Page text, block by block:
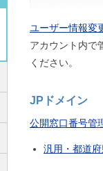
ユーザー情報変
アカウント内で
ください。
JPドメイン
公開窓口番号管
汎用・都道